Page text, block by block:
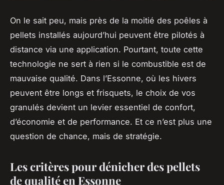
On le sait peu, mais près de la moitié des poêles à
pellets installés aujourd’hui peuvent être pilotés à
distance via une application. Pourtant, toute cette
technologie ne sert à rien si le combustible est de
mauvaise qualité. Dans l’Essonne, où les hivers
peuvent être longs et frisquets, le choix de vos
granulés devient un levier essentiel de confort,
d’économie et de performance. Et ce n’est plus une
question de chance, mais de stratégie.
Les critères pour dénicher des pellets
de qualité en Essonne